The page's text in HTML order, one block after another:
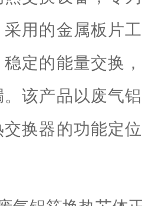
用的金属板片
定的能量交换
该产品以废气
换器的功能定